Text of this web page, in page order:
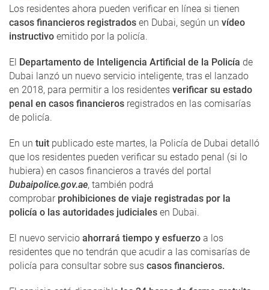
Los residentes ahora pueden verificar en línea si tienen
casos financieros registrados en Dubai, según un vídeo
instructivo emitido por la policía.
El Departamento de Inteligencia Artificial de la Policía de
Dubai lanzó un nuevo servicio inteligente, tras el lanzado
en 2018, para permitir a los residentes verificar su estado
penal en casos financieros registrados en las comisarías
de policía.
En un tuit publicado este martes, la Policía de Dubai detalló
que los residentes pueden verificar su estado penal (si lo
hubiera) en casos financieros a través del portal
Dubaipolice.gov.ae, también podrá
comprobar prohibiciones de viaje registradas por la
policía o las autoridades judiciales en Dubai.
El nuevo servicio ahorrará tiempo y esfuerzo a los
residentes que no tendrán que acudir a las comisarías de
policía para consultar sobre sus casos financieros.